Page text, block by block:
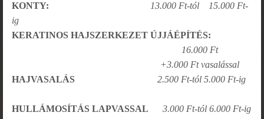
KONTY:
13.000 Ft-tól 15.000 Ft-
ig
KERATINOS HAJSZERKEZET ÚJJÁÉPÍTÉS:
16.000 Ft
+3.000 Ft vasalással
HAJVASALÁS
2.500 Ft-tól 5.000 Ft-ig
HULLÁMOSÍTÁS LAPVASSAL 3.000 Ft-tól 6.000 Ft-ig